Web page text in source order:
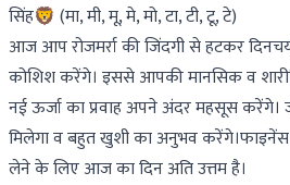
सिंह🦁 (मा, मी, मू, मे, मो, टा, टी, टू, टे)
आज आप रोजमर्रा की जिंदगी से हटकर
कोशिश करेंगे। इससे आपकी मानसिक व
नई ऊर्जा का प्रवाह अपने अंदर महसूस करेंगे।
मिलेगा व बहुत खुशी का अनुभव करेंगे।फाइनेंस
लेने के लिए आज का दिन अति उत्तम है।